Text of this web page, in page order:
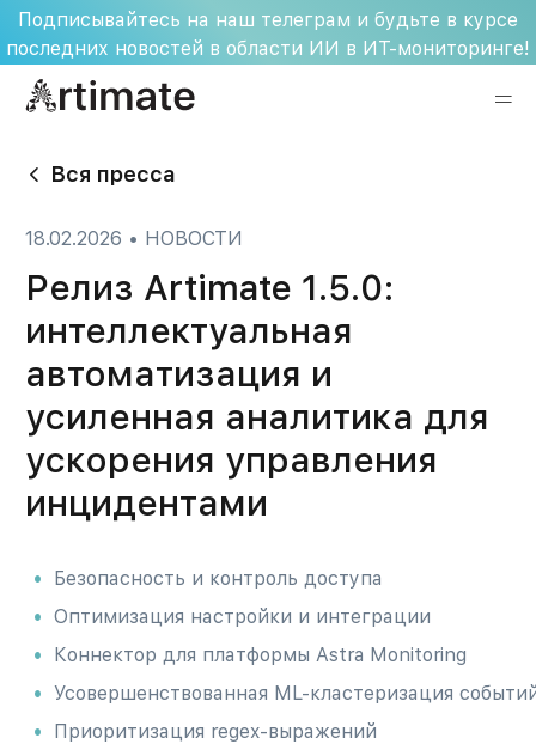
Skip
to
content
Подписывайтесь на наш телеграм и будьте в курсе
последних новостей в области ИИ в ИТ-мониторинге!
Вся пресса
18.02.2026 • НОВОСТИ
Релиз Artimate 1.5.0:
интеллектуальная
автоматизация и
усиленная аналитика для
ускорения управления
инцидентами
Безопасность и контроль доступа
Оптимизация настройки и интеграции
Коннектор для платформы Astra Monitoring
Усовершенствованная ML-кластеризация
Приоритизация regex-выражений